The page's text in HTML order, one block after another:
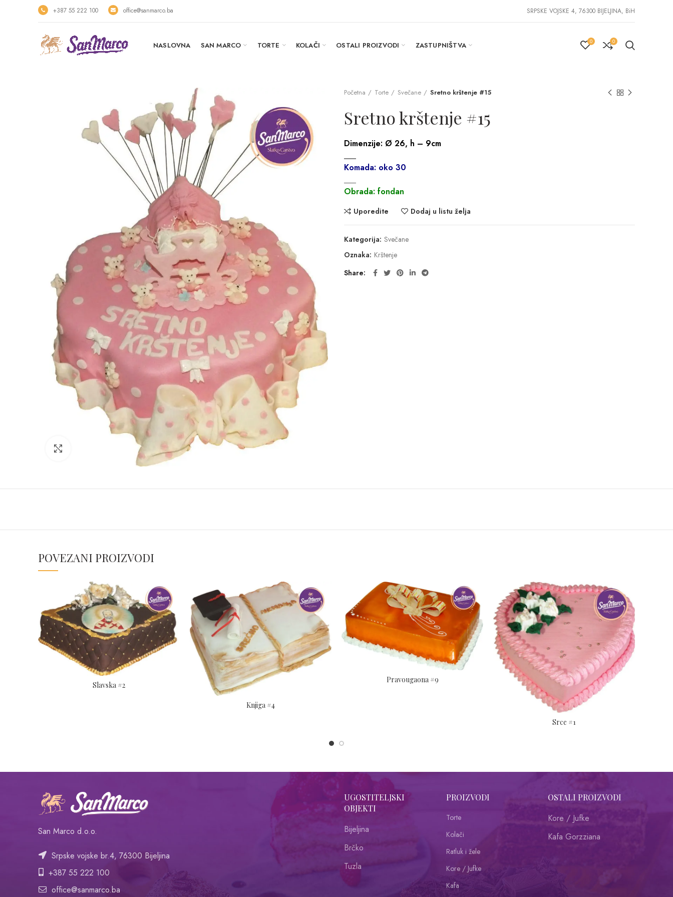
+387 55 222 100 office@sanmarco.ba SRPSKE VOJSKE 4, 76300 BIJELJINA, BiH
NASLOVNA SAN MARCO TORTE KOLAČI OSTALI PROIZVODI ZASTUPNIŠTVA 0 0
Početna Torte Svečane Sretno krštenje #15
Sretno krštenje #15
Dimenzije: Ø 26, h – 9cm
___
Komada: oko 30
Obrada: fondan
Uporedite Dodaj u listu želja
Kategorija: Svečane
Oznaka: Krštenje
Share
POVEZANI PROIZVODI
Slavska #2
Knjiga #4
Pravougaona #9
Srce #1
San Marco d.o.o.
Srpske vojske br.4, 76300 Bijeljina
+387 55 222 100
office@sanmarco.ba
UGOSTITELJSKI
OBJEKTI
Bijeljina
Brčko
Tuzla
PROIZVODI
Torte
Kolači
Ratluk i žele
Kore / Jufke
Kafa
OSTALI PROIZVODI
Kore / Jufke
Kafa Gorzziana